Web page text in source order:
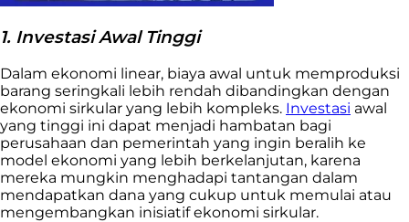
1. Investasi Awal Tinggi
Dalam ekonomi linear, biaya awal untuk memproduksi
barang seringkali lebih rendah dibandingkan dengan
ekonomi sirkular yang lebih kompleks. Investasi awal
yang tinggi ini dapat menjadi hambatan bagi
perusahaan dan pemerintah yang ingin beralih ke
model ekonomi yang lebih berkelanjutan, karena
mereka mungkin menghadapi tantangan dalam
mendapatkan dana yang cukup untuk memulai atau
mengembangkan inisiatif ekonomi sirkular.